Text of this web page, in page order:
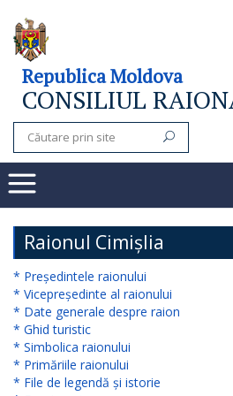
Consiliul
raional
Noutăți
Subdiviziuni
Secretarul
consiliului
raional
Aparatul
Republica Moldova
CONSILIUL
Raionul Cimișlia
* Președintele raionului
* Vicepreședinte al raionului
* Date generale despre raion
* Ghid turistic
* Simbolica raionului
* Primăriile raionului
* File de legendă și istorie